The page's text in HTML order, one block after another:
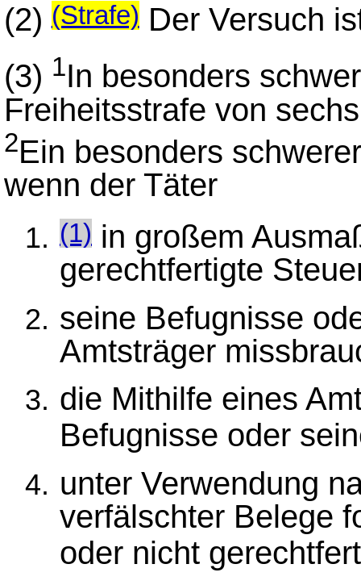
(2)(Strafe) Der Versuch
(3) 1In besonders
Freiheitsstrafe von
2Ein besonders
wenn der Täter
(1) in großem
gerechtfertigte
seine Befugnisse
Amtsträger
die Mithilfe eines
Befugnisse oder
unter Verwendung
verfälschter Belege
oder nicht